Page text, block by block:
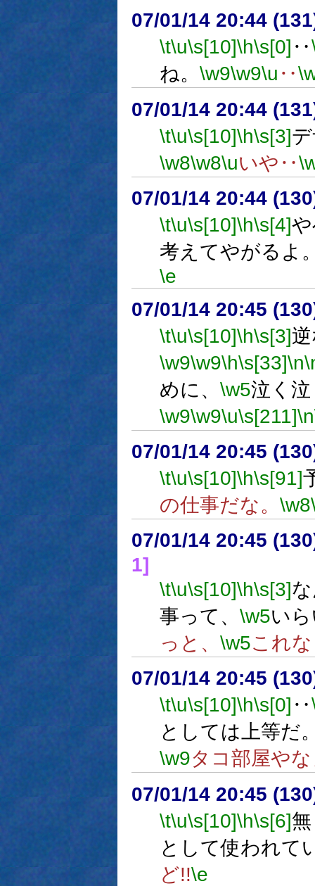
07/01/14 20:44
\t\u\s[10]\h\s[0] ‥
ね。 \w9\w9\u ‥
07/01/14 20:44
\t\u\s[10]\h\s[3]
\w8\w8\uいや‥
07/01/14 20:44
\t\u\s[10]\h\s[4]
考えてやがるよ
\e
07/01/14 20:45
\t\u\s[10]\h\s[3]
\w9\w9\h\s[33]\n
めに、 \w5泣く
\w9\w9\u\s[211]\n
07/01/14 20:45
\t\u\s[10]\h\s[91]
の仕事だな。 \w8
07/01/14 20:45
1]
\t\u\s[10]\h\s[3]
事って、 \w5い
っと、 \w5これ
07/01/14 20:45
\t\u\s[10]\h\s[0] ‥
としては上等だ
\w9タコ部屋や
07/01/14 20:45
\t\u\s[10]\h\s[6]
として使われて
ど!!\e